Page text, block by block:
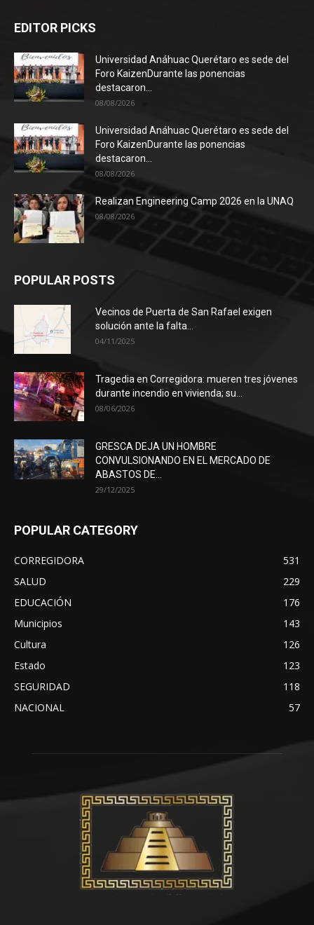
EDITOR PICKS
Universidad Anáhuac Querétaro es sede del
Foro KaizenDurante las ponencias
destacaron...
08/08/2026
Universidad Anáhuac Querétaro es sede del
Foro KaizenDurante las ponencias
destacaron...
08/08/2026
Realizan Engineering Camp 2026 en la UNAQ
08/08/2026
POPULAR POSTS
Vecinos de Puerta de San Rafael exigen
solución ante la falta...
04/11/2025
Tragedia en Corregidora: mueren tres jóvenes
durante incendio en vivienda; su...
08/06/2026
GRESCA DEJA UN HOMBRE
CONVULSIONANDO EN EL MERCADO DE
ABASTOS DE...
29/12/2025
POPULAR CATEGORY
CORREGIDORA
531
SALUD
229
EDUCACIÓN
176
Municipios
143
Cultura
126
Estado
123
SEGURIDAD
118
NACIONAL
57